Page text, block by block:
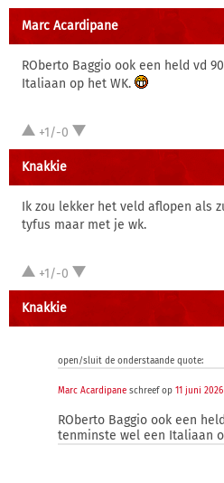
Marc Acardipane
ROberto Baggio ook een held vd
Italiaan op het WK.
+1/-0
Knakkie
Ik zou lekker het veld aflopen als
tyfus maar met je wk.
+1/-0
Knakkie
open/sluit de onderstaande quote:
Marc Acardipane schreef op 11 juni
ROberto Baggio ook een
tenminste wel een Italiaan